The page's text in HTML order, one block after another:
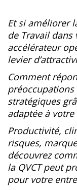
Et si améliorer
de Travail
accélérateur
levier
Comment
stratégiques
adaptée à
Productivité,
risques,
découvrez
la QVCT peut
pour votre